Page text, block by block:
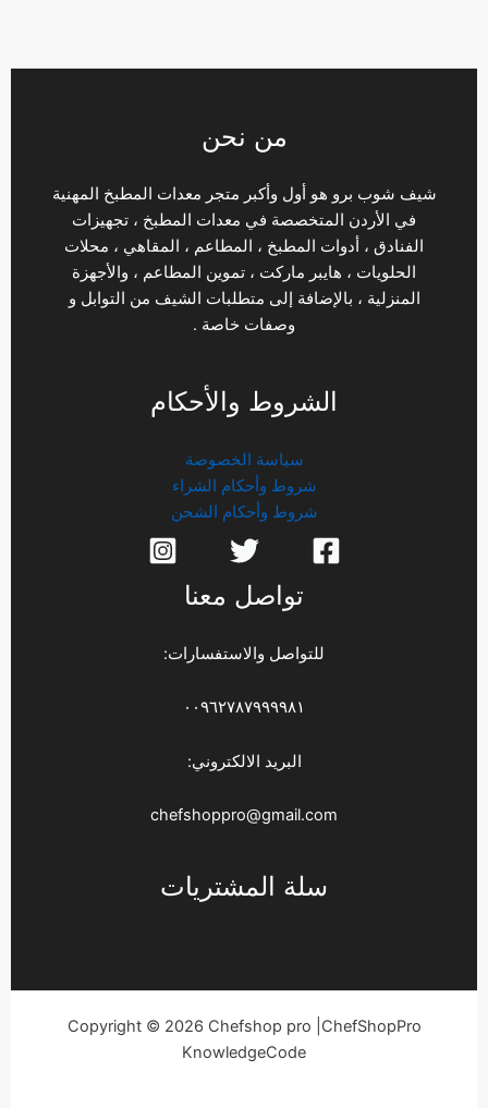
من نحن
شيف شوب برو هو أول وأكبر متجر معدات المطبخ المهنية
في الأردن المتخصصة في معدات المطبخ ، تجهيزات
الفنادق ، أدوات المطبخ ، المطاعم ، المقاهي ، محلات
الحلويات ، هايبر ماركت ، تموين المطاعم ، والأجهزة
المنزلية ، بالإضافة إلى متطلبات الشيف من التوابل و
وصفات خاصة .
الشروط والأحكام
سياسة الخصوصة
شروط وأحكام الشراء
شروط وأحكام الشحن
تواصل معنا
للتواصل والاستفسارات:
٠٠٩٦٢٧٨٧٩٩٩٩٨١
البريد الالكتروني:
chefshoppro@gmail.com
سلة المشتريات
Copyright © 2026 Chefshop pro |ChefShopPro
KnowledgeCode